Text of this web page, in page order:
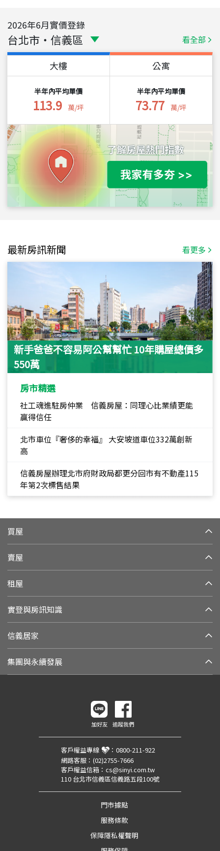
2026年6月實價登錄
台北市 ・ 信義區 看全部
大樓
半年內平均單價
113.9 萬/坪
公寓
半年內平均單價
73.77 萬/坪
最新房訊新聞 看更多
新手爸爸不容易阿公幫幫忙 10年購屋總價多
550萬
房市精選
社工魂進駐房仲業 信義房屋：同理心比業績更能
贏得信任
北市車位『奢侈的幸福』 大安坡道車位332萬創新
高
信義房屋辦理北市府財政局都更分回市有不動產115
年第2次標售結果
買屋
賣屋
租屋
實登與房訊知識
信義居家
集團與永續發展
加好友 追蹤我們
客戶權益專線 ： 0800-211-922
網路客服： (02)2755-7666
客戶權益信箱： cs@sinyi.com.tw
110 台北市信義區信義路五段100號
門市據點
服務條款
保障隱私權聲明